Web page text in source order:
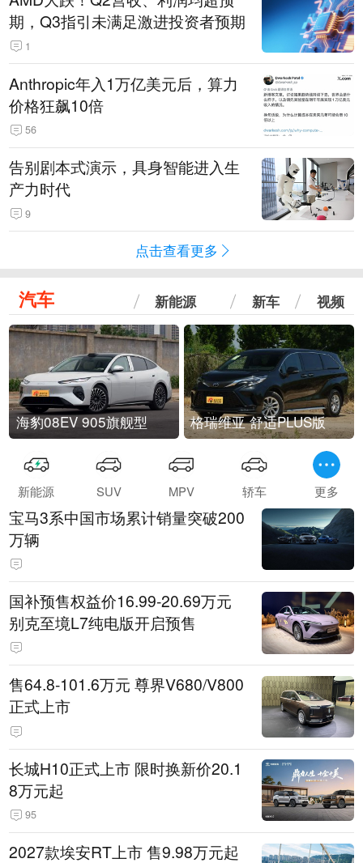
期，Q3指引未满足激进投资者预期
1
Anthropic年入1万亿美元后，算力
价格狂飙10倍
56
告别剧本式演示，具身智能进入生
产力时代
9
点击查看更多
汽车 新能源 新车 视频
海豹08EV 905旗舰型 格瑞维亚 舒适PLUS版
新能源 SUV MPV 轿车 更多
宝马3系中国市场累计销量突破200
万辆
国补预售权益价16.99-20.69万元
别克至境L7纯电版开启预售
售64.8-101.6万元 尊界V680/V800
正式上市
长城H10正式上市 限时换新价20.1
8万元起
95
2027款埃安RT上市 售9.98万元起